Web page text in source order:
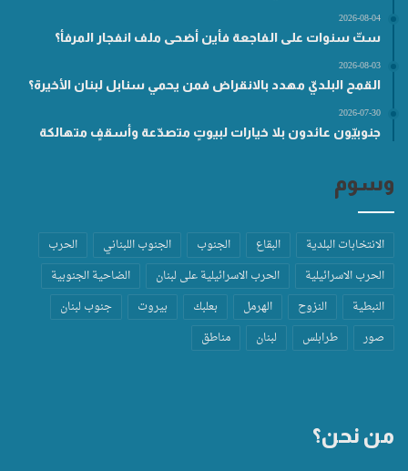
2026-08-04
ستّ سنوات على الفاجعة فأين أضحى ملف انفجار المرفأ؟
2026-08-03
القمح البلديّ مهدد بالانقراض فمن يحمي سنابل لبنان الأخيرة؟
2026-07-30
جنوبيّون عائدون بلا خيارات لبيوتٍ متصدّعة وأسقفٍ متهالكة
وسوم
الانتخابات البلدية البقاع الجنوب الجنوب اللبناني
الحرب
الحرب الاسرائيلية
الحرب الاسرائيلية على لبنان
الضاحية الجنوبية
النبطية
النزوح الهرمل بعلبك بيروت
جنوب لبنان
صور
طرابلس لبنان مناطق
من نحن؟